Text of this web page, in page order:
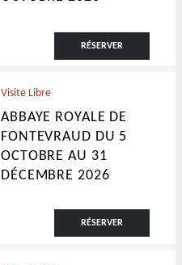
RÉSERVER
Visite Libre
ABBAYE ROYALE DE
FONTEVRAUD DU 5
OCTOBRE AU 31
DÉCEMBRE 2026
RÉSERVER